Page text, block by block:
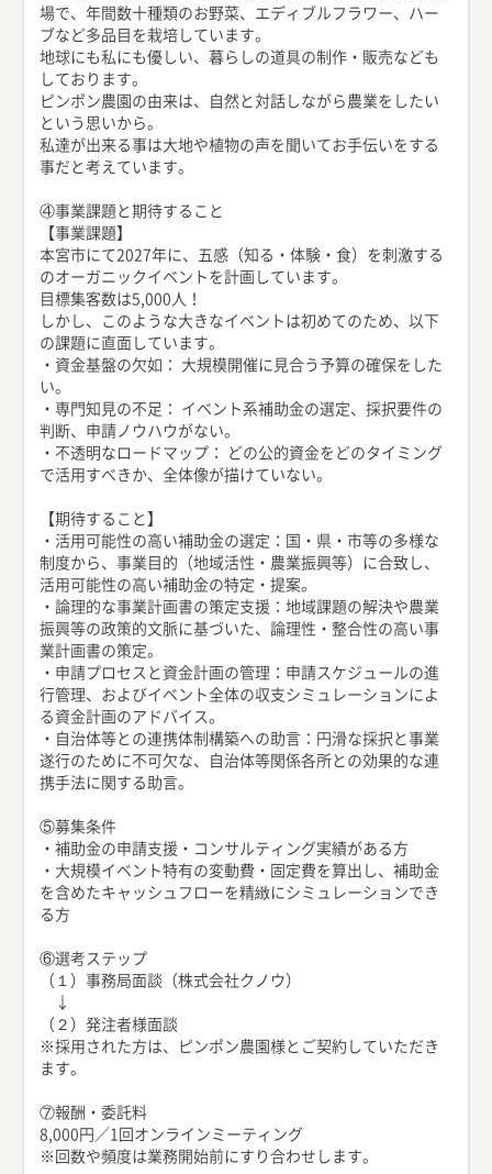
場で、年間数十種類のお野菜、エディブルフラワー、ハー
ブなど多品目を栽培しています。
地球にも私にも優しい、暮らしの道具の制作・販売なども
しております。
ピンポン農園の由来は、自然と対話しながら農業をしたい
という思いから。
私達が出来る事は大地や植物の声を聞いてお手伝いをする
事だと考えています。
④事業課題と期待すること
【事業課題】
本宮市にて2027年に、五感（知る・体験・食）を刺激する
のオーガニックイベントを計画しています。
目標集客数は5,000人！
しかし、このような大きなイベントは初めてのため、以下
の課題に直面しています。
・資金基盤の欠如： 大規模開催に見合う予算の確保をした
い。
・専門知見の不足： イベント系補助金の選定、採択要件の
判断、申請ノウハウがない。
・不透明なロードマップ： どの公的資金をどのタイミング
で活用すべきか、全体像が描けていない。
【期待すること】
・活用可能性の高い補助金の選定：国・県・市等の多様な
制度から、事業目的（地域活性・農業振興等）に合致し、
活用可能性の高い補助金の特定・提案。
・論理的な事業計画書の策定支援：地域課題の解決や農業
振興等の政策的文脈に基づいた、論理性・整合性の高い事
業計画書の策定。
・申請プロセスと資金計画の管理：申請スケジュールの進
行管理、およびイベント全体の収支シミュレーションによ
る資金計画のアドバイス。
・自治体等との連携体制構築への助言：円滑な採択と事業
遂行のために不可欠な、自治体等関係各所との効果的な連
携手法に関する助言。
⑤募集条件
・補助金の申請支援・コンサルティング実績がある方
・大規模イベント特有の変動費・固定費を算出し、補助金
を含めたキャッシュフローを精緻にシミュレーションでき
る方
⑥選考ステップ
（１）事務局面談（株式会社クノウ）
↓
（２）発注者様面談
※採用された方は、ピンポン農園様とご契約していただき
ます。
⑦報酬・委託料
8,000円／1回オンラインミーティング
※回数や頻度は業務開始前にすり合わせします。